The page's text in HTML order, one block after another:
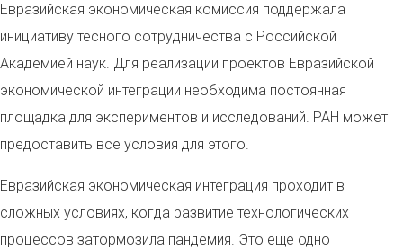
Евразийская экономическая комиссия поддержала
инициативу тесного сотрудничества с Российской
Академией наук. Для реализации проектов Евразийской
экономической интеграции необходима постоянная
площадка для экспериментов и исследований. РАН может
предоставить все условия для этого.
Евразийская экономическая интеграция проходит в
сложных условиях, когда развитие технологических
процессов затормозила пандемия. Это еще одно